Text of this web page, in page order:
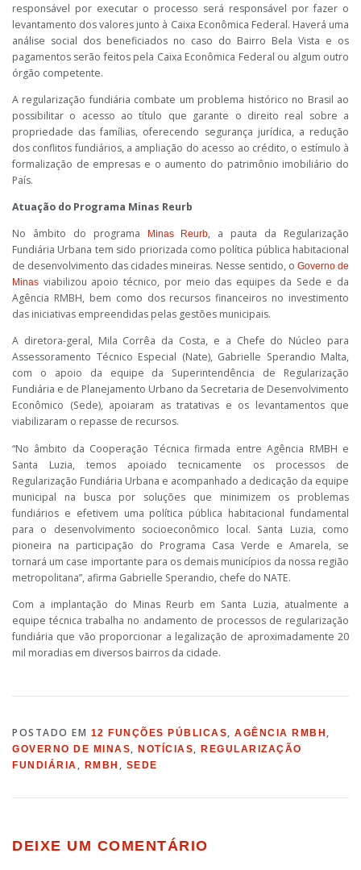
responsável por executar o processo será responsável por fazer o
levantamento dos valores junto à Caixa Econômica Federal. Haverá uma
análise social dos beneficiados no caso do Bairro Bela Vista e os
pagamentos serão feitos pela Caixa Econômica Federal ou algum outro
órgão competente.
A regularização fundiária combate um problema histórico no Brasil ao
possibilitar o acesso ao título que garante o direito real sobre a
propriedade das famílias, oferecendo segurança jurídica, a redução
dos conflitos fundiários, a ampliação do acesso ao crédito, o estímulo à
formalização de empresas e o aumento do patrimônio imobiliário do
País.
Atuação do Programa Minas Reurb
No âmbito do programa
Minas Reurb, a pauta da Regularização
Fundiária Urbana tem sido priorizada como política pública habitacional
de desenvolvimento das cidades mineiras. Nesse sentido, o Governo de
Minas viabilizou apoio técnico, por meio das equipes da Sede e da
Agência RMBH, bem como dos recursos financeiros no investimento
das iniciativas empreendidas pelas gestões municipais.
A diretora-geral, Mila Corrêa da Costa, e a Chefe do Núcleo para
Assessoramento Técnico Especial (Nate), Gabrielle Sperandio Malta,
com o apoio da equipe da Superintendência de Regularização
Fundiária e de Planejamento Urbano da Secretaria de Desenvolvimento
Econômico (Sede), apoiaram as tratativas e os levantamentos que
viabilizaram o repasse de recursos.
“No âmbito da Cooperação Técnica firmada entre Agência RMBH e
Santa Luzia, temos apoiado tecnicamente os processos de
Regularização Fundiária Urbana e acompanhado a dedicação da equipe
municipal na busca por soluções que minimizem os problemas
fundiários e efetivem uma política pública habitacional fundamental
para o desenvolvimento socioeconômico local. Santa Luzia, como
pioneira na participação do Programa Casa Verde e Amarela, se
tornará um case importante para os demais municípios da nossa região
metropolitana”, afirma Gabrielle Sperandio, chefe do NATE.
Com a implantação do Minas Reurb em Santa Luzia, atualmente a
equipe técnica trabalha no andamento de processos de regularização
fundiária que vão proporcionar a legalização de aproximadamente 20
mil moradias em diversos bairros da cidade.
POSTADO EM 12 FUNÇÕES PÚBLICAS, AGÊNCIA RMBH ,
GOVERNO DE MINAS, NOTÍCIAS, REGULARIZAÇÃO
FUNDIÁRIA , RMBH , SEDE
DEIXE UM COMENTÁRIO